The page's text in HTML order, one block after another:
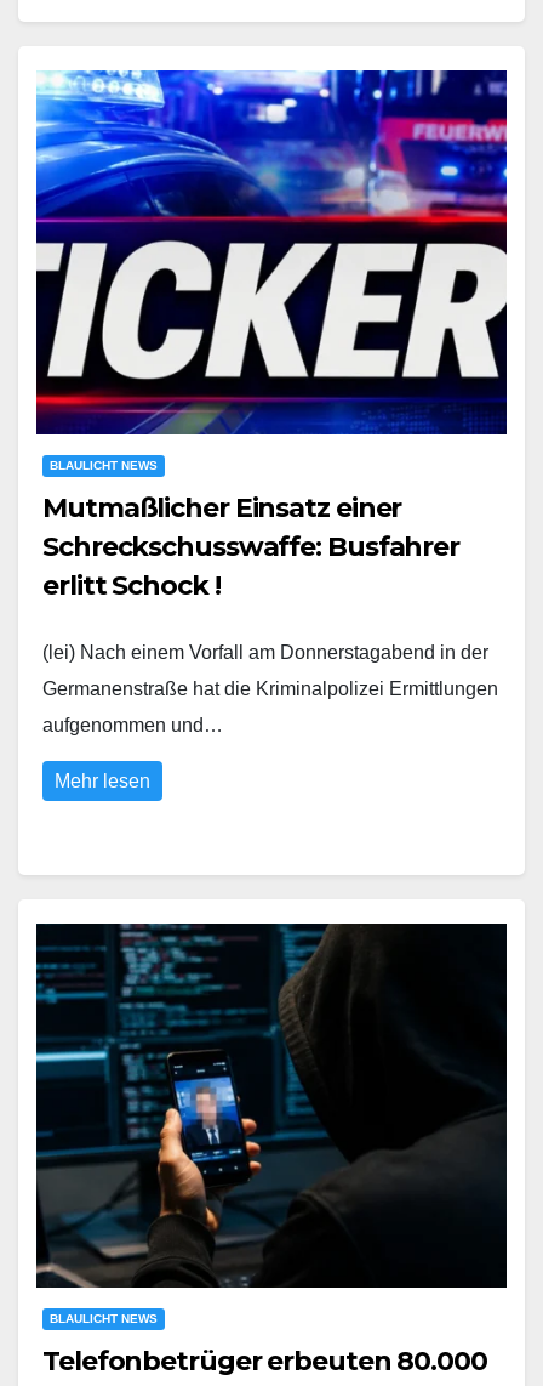
BLAULICHT NEWS
Mutmaßlicher Einsatz einer
Schreckschusswaffe: Busfahrer
erlitt Schock !
(lei) Nach einem Vorfall am Donnerstagabend in der
Germanenstraße hat die Kriminalpolizei Ermittlungen
aufgenommen und…
Mehr lesen
BLAULICHT NEWS
Telefonbetrüger erbeuten 80.000